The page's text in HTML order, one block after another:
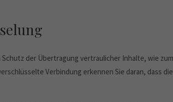
der Übertragung vertraulicher Inhalte, wie
Verbindung erkennen Sie daran, dass